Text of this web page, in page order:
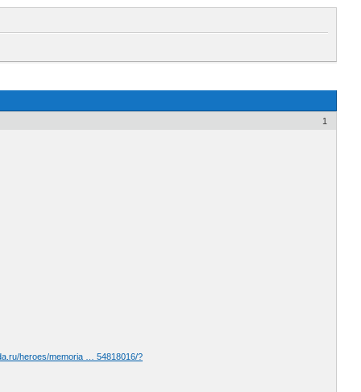
1
heroes/memoria … 54818016/?